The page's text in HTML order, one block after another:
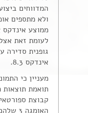
המדווחים
לעומת זאת
אינדקס 8.3.
מעניין כי
תואמת
קבוצת